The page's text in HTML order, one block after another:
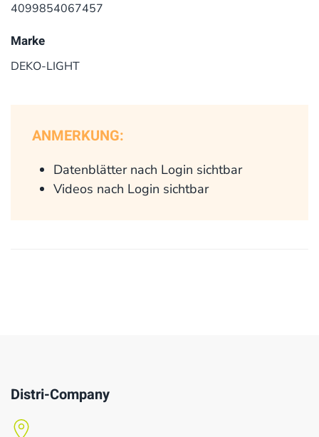
4099854067457
Marke
DEKO-LIGHT
ANMERKUNG:
Datenblätter nach Login sichtbar
Videos nach Login sichtbar
Distri-Company